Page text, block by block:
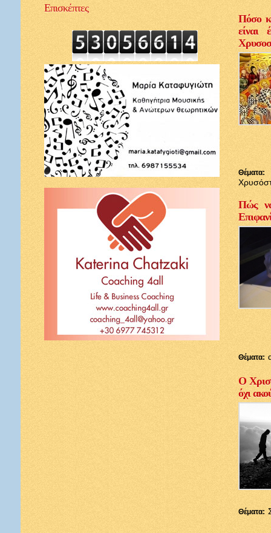
Επισκέπτες
Πόσο
είναι
Θέματα:
Πώς να
Θέματα:
Ο
όχι
Θέματα: